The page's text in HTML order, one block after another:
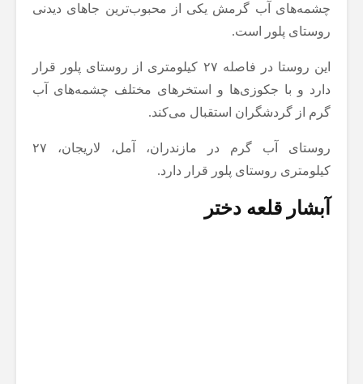
چشمه‌های آب گرمش یکی از محبوب‌ترین جاهای دیدنی
روستای پلور است.
این روستا در فاصله ۲۷ کیلومتری از روستای پلور قرار
دارد و با جکوزی‌ها و استخرهای مختلف چشمه‌های آب
گرم از گردشگران استقبال می‌کند.
روستای آب گرم در مازندران، آمل، لاریجان، ۲۷
کیلومتری روستای پلور قرار دارد.
آبشار قلعه دختر